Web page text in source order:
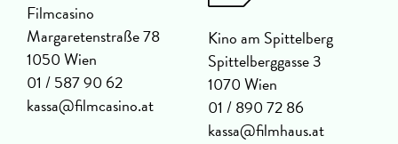
Filmcasino
Margaretenstraße 78
1050 Wien
01 / 587 90 62
kassa@filmcasino.at
Kino am Spittelberg
Spittelberggasse 3
1070 Wien
01 / 890 72 86
kassa@filmhaus.at